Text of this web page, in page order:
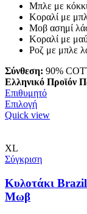
Μπλε με
Κοραλί με
Μοβ ασημί
Κοραλί με
Ροζ με μπλε
Σύνθεση: 90%
Ελληνικό Προϊόν
Επιθυμητό
ΕπιλογήΑυτό
το
παραλλαγές.
επιλογές
μπορούν
Quick view
XL
Σύγκριση
Κυλοτάκι
Μωβ